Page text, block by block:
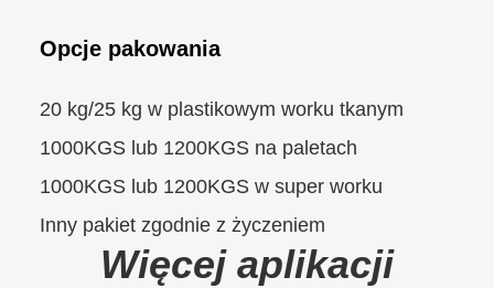
Opcje pakowania
20 kg/25 kg w plastikowym worku tkanym
1000KGS lub 1200KGS na paletach
1000KGS lub 1200KGS w super worku
Inny pakiet zgodnie z życzeniem
Więcej aplikacji